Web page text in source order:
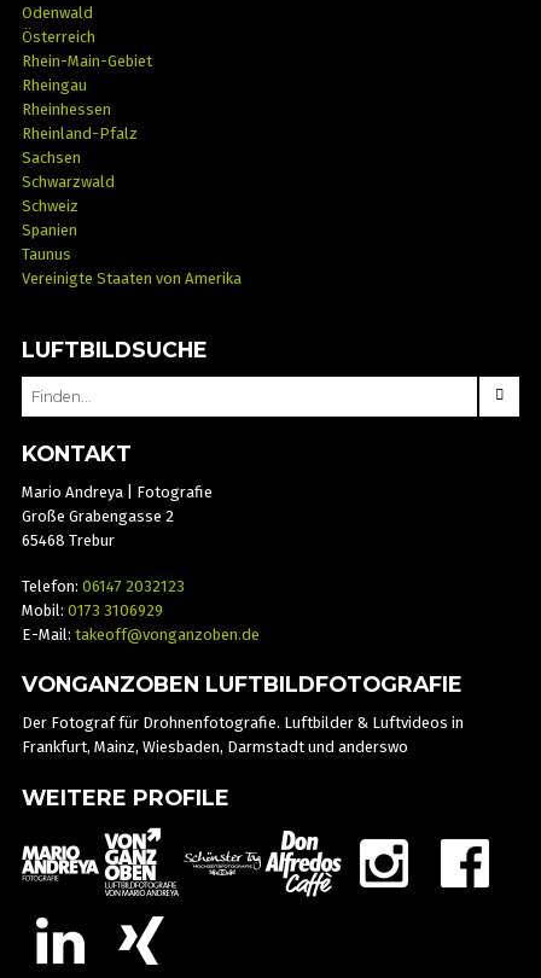
Odenwald
Österreich
Rhein-Main-Gebiet
Rheingau
Rheinhessen
Rheinland-Pfalz
Sachsen
Schwarzwald
Schweiz
Spanien
Taunus
Vereinigte Staaten von Amerika
LUFTBILDSUCHE
SEARCH
KONTAKT
Mario Andreya | Fotografie
Große Grabengasse 2
65468 Trebur
Telefon: 06147 2032123
Mobil: 0173 3106929
E-Mail: takeoff@vonganzoben.de
VONGANZOBEN LUFTBILDFOTOGRAFIE
Der Fotograf für Drohnenfotografie. Luftbilder & Luftvideos in
Frankfurt, Mainz, Wiesbaden, Darmstadt und anderswo
WEITERE PROFILE